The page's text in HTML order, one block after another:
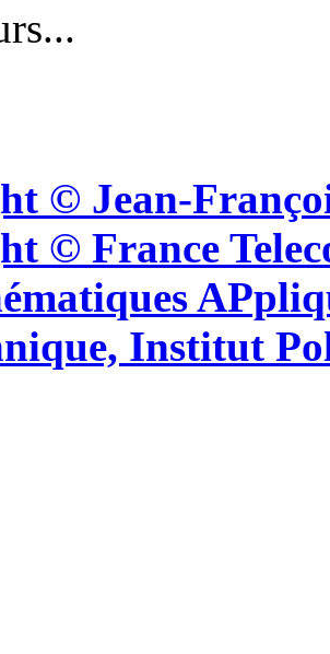
© Jean-
© France
Institut